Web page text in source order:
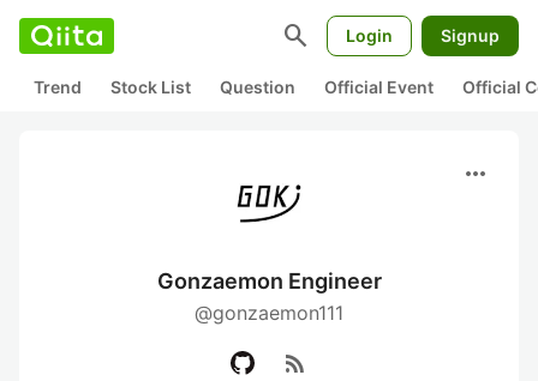
search Login Signup
Trend Stock List Question Official Event Official
more_horiz
Gonzaemon Engineer
@gonzaemon111
rss_feed